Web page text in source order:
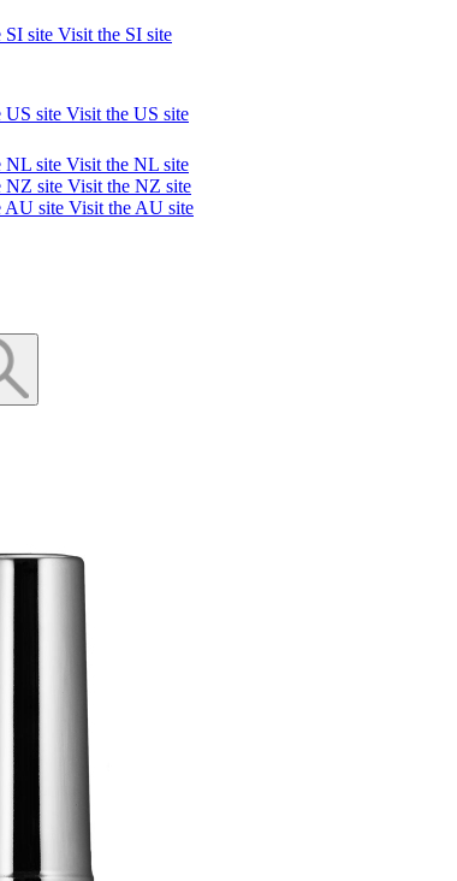
Visit the SI site
Visit the US site
Visit the NL site
Visit the NZ site
Visit the AU site